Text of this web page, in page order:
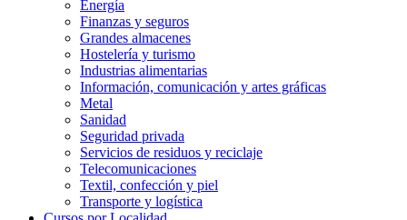
Energía
Finanzas y seguros
Grandes almacenes
Hostelería y turismo
Industrias alimentarias
Información, comunicación y artes gráficas
Metal
Sanidad
Seguridad privada
Servicios de residuos y reciclaje
Telecomunicaciones
Textil, confección y piel
Transporte y logística